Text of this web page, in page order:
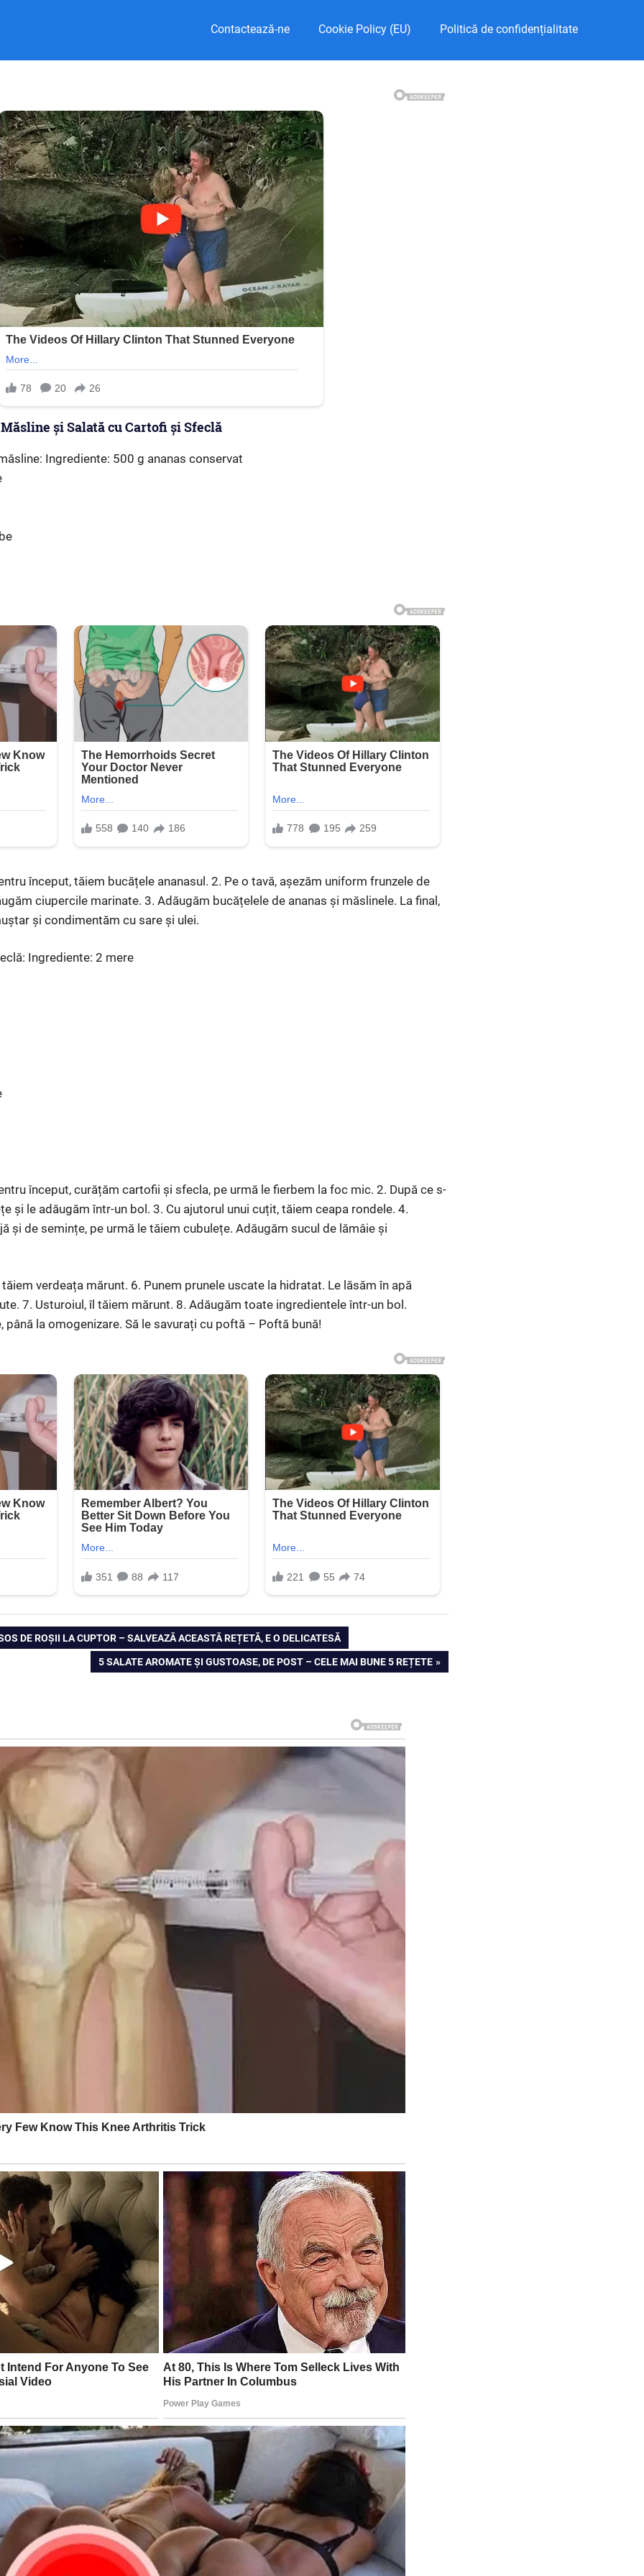
Contactează-ne Cookie Policy (EU) Politică de confidențialitate
și Salată cu Cartofi și Sfeclă
Ingrediente: 500 g ananas conservat
început, tăiem bucățele ananasul. 2. Pe o tavă, așezăm uniform frunzele de
ciupercile marinate. 3. Adăugăm bucățelele de ananas și măslinele. La final,
și condimentăm cu sare și ulei.
Ingrediente: 2 mere
început, curățăm cartofii și sfecla, pe urmă le fierbem la foc mic. 2. După ce s-
și le adăugăm într-un bol. 3. Cu ajutorul unui cuțit, tăiem ceapa rondele. 4.
și de semințe, pe urmă le tăiem cubulețe. Adăugăm sucul de lămâie și
verdeața mărunt. 6. Punem prunele uscate la hidratat. Le lăsăm în apă
7. Usturoiul, îl tăiem mărunt. 8. Adăugăm toate ingredientele într-un bol.
la omogenizare. Să le savurați cu poftă – Poftă bună!
DE ROȘII LA CUPTOR – SALVEAZĂ ACEASTĂ REȚETĂ, E O DELICATESĂ
NEXT
5 SALATE AROMATE ȘI GUSTOASE, DE POST – CELE MAI BUNE 5 REȚETE